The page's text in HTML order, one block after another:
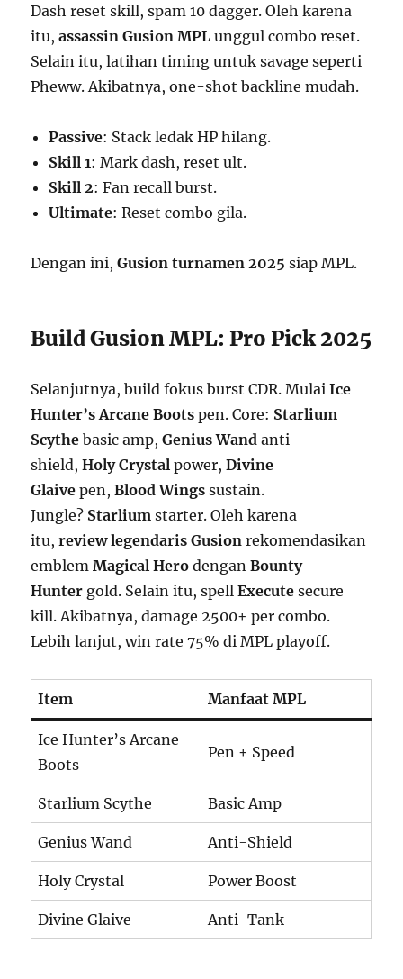
Dash reset skill, spam 10 dagger. Oleh karena
itu,assassin Gusion MPL unggul combo reset.
Selain itu, latihan timing untuk savage seperti
Pheww. Akibatnya, one-shot backline mudah.
Passive: Stack ledak HP hilang.
Skill 1: Mark dash, reset ult.
Skill 2: Fan recall burst.
Ultimate: Reset combo gila.
Dengan ini,Gusion turnamen 2025 siap MPL.
Build Gusion MPL: Pro Pick 2025
Selanjutnya, build fokus burst CDR. MulaiIce
Hunter’s Arcane Boots pen. Core: Starlium
Scythe basic amp,Genius Wand anti-
shield,Holy Crystal power,Divine
Glaive pen,Blood Wings sustain.
Jungle? Starlium starter. Oleh karena
itu,review legendaris Gusion rekomendasikan
emblemMagical Hero denganBounty
Hunter gold. Selain itu, spellExecute secure
kill. Akibatnya, damage 2500+ per combo.
Lebih lanjut, win rate 75% di MPL playoff.
Item Manfaat MPL
Ice Hunter’s Arcane
Boots
Pen + Speed
Starlium Scythe Basic Amp
Genius Wand Anti-Shield
Holy Crystal Power Boost
Divine Glaive Anti-Tank